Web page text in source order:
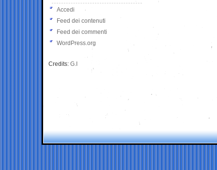
Accedi
Feed dei contenuti
Feed dei commenti
WordPress.org
Credits: G.I